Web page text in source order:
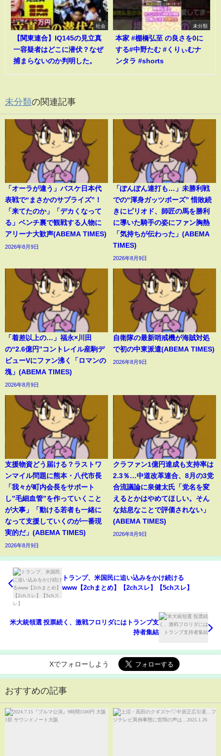
社会
【関東連合】IQ145の見立真
一容疑者はどこに潜伏？なぜ
捕まらないのか判明した。
未分類
本家 #棚橋弘至 の良さを0に
する#中野たむ #くりぃむナ
ンタラ #shorts
未分類の関連記事
「オーラが違う」バスケ日本代
表戦で“まさかのサプライズ”！
「来てたのか」「デカくなって
る」ベンチ裏で観戦する人物に
アリーナ大歓声(ABEMA TIMES)
2026年8月9日
「ぽんぽん連打も…」未勝利戦
での“渾身ガッツポーズ” 惜敗続
きにピリオド、師匠の馬を勝利
に導いた騎手の姿にファン胸熱
「気持ちが伝わった」(ABEMA
TIMES)
2026年8月9日
「着差以上の…」福永×川田
の“2.6億円”コントレイル産駒デ
ビューVにファン沸く「ロマンの
塊」(ABEMA TIMES)
2026年8月9日
自衛隊の最新哨戒機が海賊対処
で初の中東派遣(ABEMA TIMES)
2026年8月9日
支援物資どう届ける？ラストワ
ンマイル問題に熊本・八代市長
「我々が町内会長をサポート
し”毛細血管”を作っていくこと
が大事」「動ける若者も一緒に
なって支援していくのが一番現
実的だ」(ABEMA TIMES)
2026年8月9日
クラファン1億円達成も支持率は
2.3％…中道改革連合、8月の3党
合流議論に泉健太氏「党名を変
えるとかはやめてほしい。そん
な姑息なことで評価されない」
(ABEMA TIMES)
2026年8月9日
トランプ、米国民に追い込みをかけ続ける
www【2chまとめ】【2chスレ】【5chスレ】
米大統領選 投票続く、激戦フロリダにはトランプ支
持者集結
Xでフォローしよう
おすすめの記事